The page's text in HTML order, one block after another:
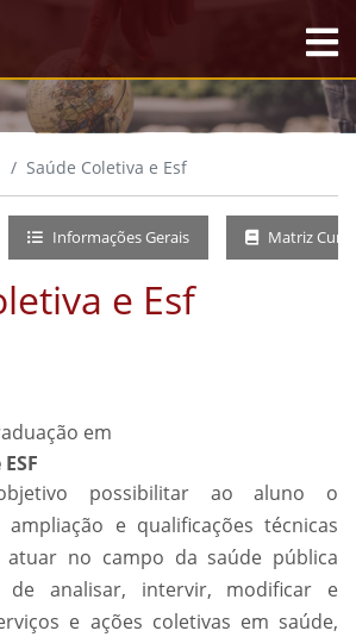
Saúde Coletiva e Esf
Informações Gerais Matriz
e Esf
em
possibilitar ao aluno o
ampliação e qualificações técnicas
atuar no campo da saúde pública
de analisar, intervir, modificar e
e ações coletivas em saúde,